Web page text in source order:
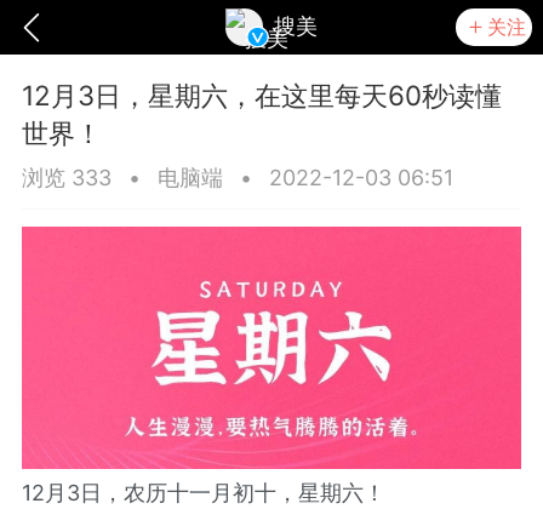
搜美 关注
卡卡动能素 无创溶斑术
12月3日，星期六，在这里每天60秒读懂
世界！
浏览 333 • 电脑端 • 2022-12-03 06:51
12月3日，农历十一月初十，星期六！